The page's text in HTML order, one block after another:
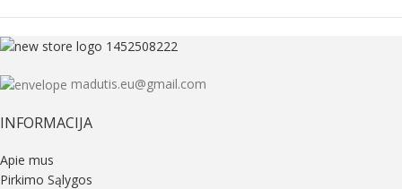
madutis.eu@gmail.com
INFORMACIJA
Apie mus
Pirkimo Sąlygos